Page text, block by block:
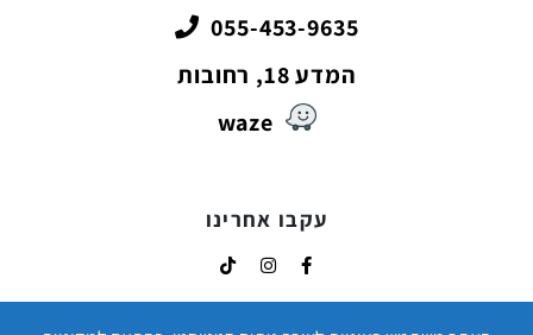
055-453-9635
המדע 18, רחובות
עקבו אחרינו